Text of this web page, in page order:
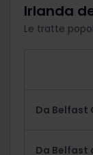
Irlanda
Le tratte
Da Belfast
Da Belfast